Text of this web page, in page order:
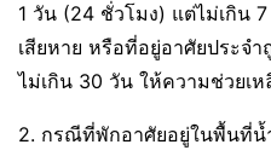
1 วัน (24 ชั่วโมง) แต่ไม่เกิน
เสียหาย หรือที่อยู่อาศัยประจ
ไม่เกิน 30 วัน ให้ความช่วยเ
2. กรณีที่พักอาศัยอยู่ในพื้นที่น้